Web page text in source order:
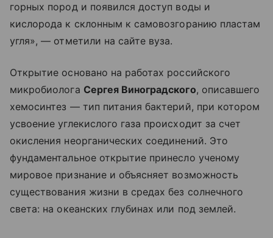
горных пород и появился доступ воды и
кислорода к склонным к самовозгоранию пластам
угля», — отметили на сайте вуза.
Открытие основано на работах российского
микробиолога Сергея Виноградского, описавшего
хемосинтез — тип питания бактерий, при котором
усвоение углекислого газа происходит за счет
окисления неорганических соединений. Это
фундаментальное открытие принесло ученому
мировое признание и объясняет возможность
существования жизни в средах без солнечного
света: на океанских глубинах или под землей.